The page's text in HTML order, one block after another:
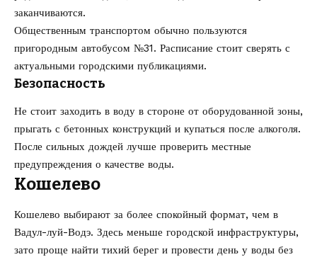
заканчиваются.
Общественным транспортом обычно пользуются
пригородным автобусом №31. Расписание стоит сверять с
актуальными городскими публикациями.
Безопасность
Не стоит заходить в воду в стороне от оборудованной зоны,
прыгать с бетонных конструкций и купаться после алкоголя.
После сильных дождей лучше проверить местные
предупреждения о качестве воды.
Кошелево
Кошелево выбирают за более спокойный формат, чем в
Вадул-луй-Водэ. Здесь меньше городской инфраструктуры,
зато проще найти тихий берег и провести день у воды без